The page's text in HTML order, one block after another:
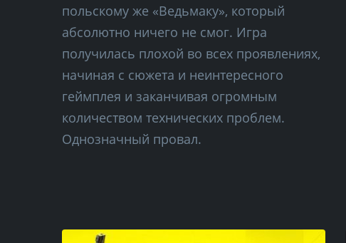
польскому же «Ведьмаку», который
абсолютно ничего не смог. Игра
получилась плохой во всех проявлениях,
начиная с сюжета и неинтересного
геймплея и заканчивая огромным
количеством технических проблем.
Однозначный провал.